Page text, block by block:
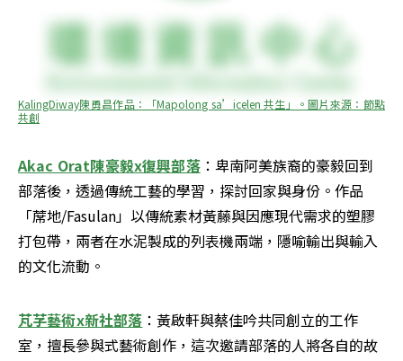
KalingDiway陳勇昌作品：「Mapolong sa’icelen 共生」。圖片來源：節點
共創
Akac Orat陳豪毅x復興部落：卑南阿美族裔的豪毅回到
部落後，透過傳統工藝的學習，探討回家與身份。作品
「蓆地/Fasulan」以傳統素材黃藤與因應現代需求的塑膠
打包帶，兩者在水泥製成的列表機兩端，隱喻輸出與輸入
的文化流動。
芃芓藝術x新社部落 ：黃啟軒與蔡佳吟共同創立的工作
室，擅長參與式藝術創作，這次邀請部落的人將各自的故